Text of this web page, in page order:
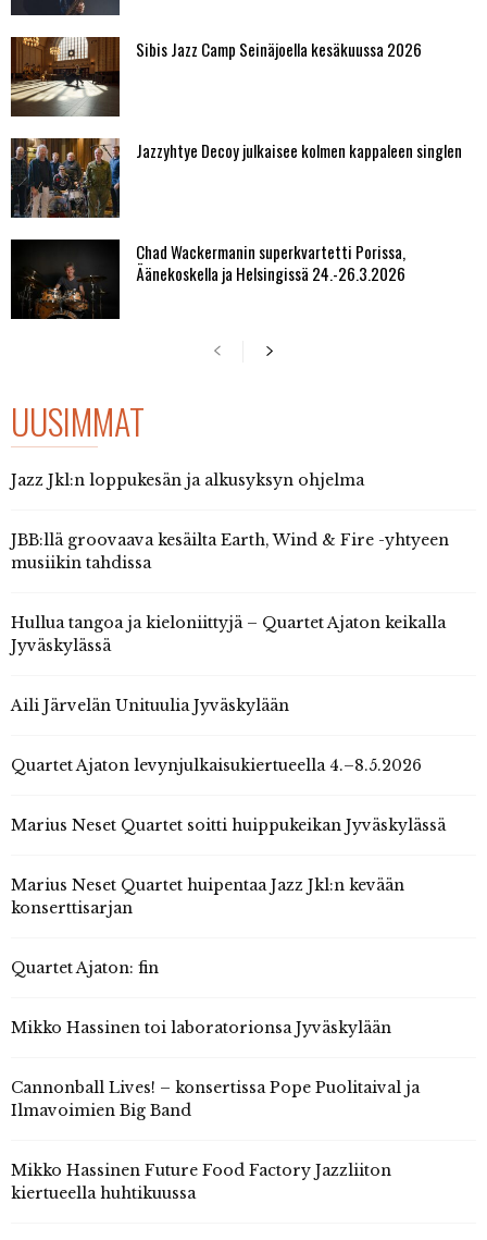
Sibis Jazz Camp Seinäjoella kesäkuussa 2026
Jazzyhtye Decoy julkaisee kolmen kappaleen singlen
Chad Wackermanin superkvartetti Porissa,
Äänekoskella ja Helsingissä 24.-26.3.2026
UUSIMMAT
Jazz Jkl:n loppukesän ja alkusyksyn ohjelma
JBB:llä groovaava kesäilta Earth, Wind & Fire -yhtyeen
musiikin tahdissa
Hullua tangoa ja kieloniittyjä – Quartet Ajaton keikalla
Jyväskylässä
Aili Järvelän Unituulia Jyväskylään
Quartet Ajaton levynjulkaisukiertueella 4.–8.5.2026
Marius Neset Quartet soitti huippukeikan Jyväskylässä
Marius Neset Quartet huipentaa Jazz Jkl:n kevään
konserttisarjan
Quartet Ajaton: fin
Mikko Hassinen toi laboratorionsa Jyväskylään
Cannonball Lives! – konsertissa Pope Puolitaival ja
Ilmavoimien Big Band
Mikko Hassinen Future Food Factory Jazzliiton
kiertueella huhtikuussa